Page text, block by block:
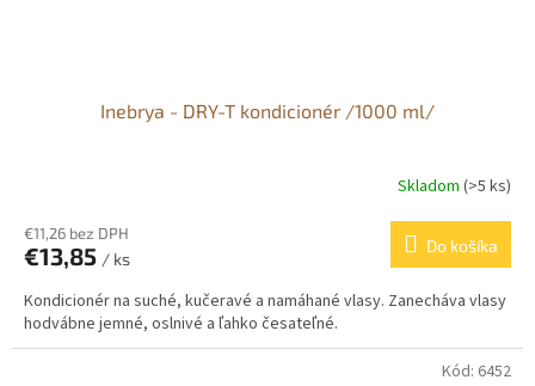
Inebrya - DRY-T kondicionér /1000 ml/
Skladom (>5 ks)
€11,26 bez DPH
€13,85 / ks
Do košíka
Kondicionér na suché, kučeravé a namáhané vlasy. Zanecháva vlasy
hodvábne jemné, oslnivé a ľahko česateľné.
Kód: 6452